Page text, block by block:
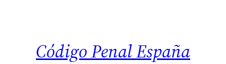
Código Penal España